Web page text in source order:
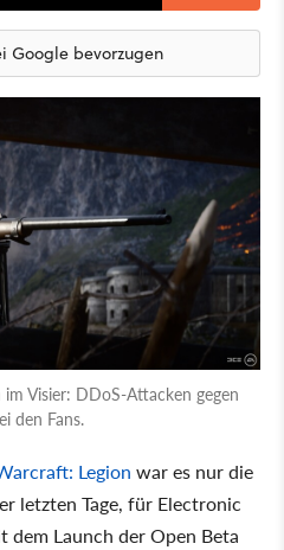
Google bevorzugen
Visier: DDoS-Attacken gegen
den Fans.
Legion war es nur die
letzten Tage, für Electronic
dem Launch der Open Beta